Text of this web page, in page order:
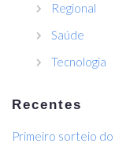
Regional
Saúde
Tecnologia
Recentes
Primeiro sorteio